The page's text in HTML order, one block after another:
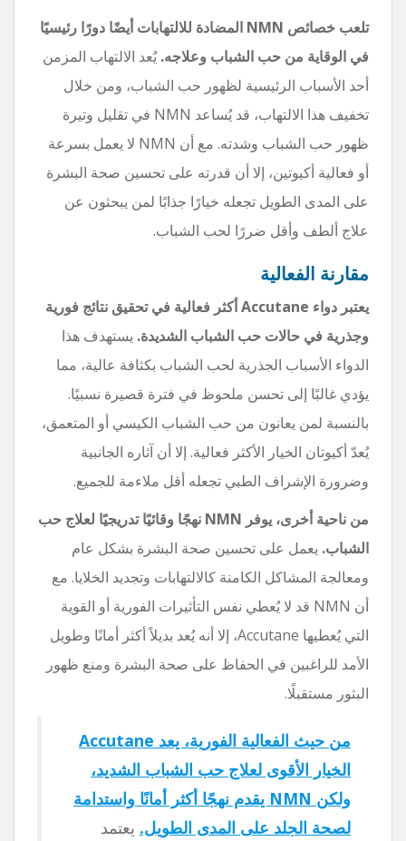
تلعب خصائص NMN المضادة للالتهابات أيضًا دورًا رئيسيًا
في الوقاية من حب الشباب وعلاجه.يُعد الالتهاب المزمن
أحد الأسباب الرئيسية لظهور حب الشباب، ومن خلال
تخفيف هذا الالتهاب، قد يُساعد NMN في تقليل وتيرة
ظهور حب الشباب وشدته. مع أن NMN لا يعمل بسرعة
أو فعالية أكيوتين، إلا أن قدرته على تحسين صحة البشرة
على المدى الطويل تجعله خيارًا جذابًا لمن يبحثون عن
علاج ألطف وأقل ضررًا لحب الشباب.
مقارنة الفعالية
يعتبر دواء Accutane أكثر فعالية في تحقيق نتائج فورية
وجذرية في حالات حب الشباب الشديدة. يستهدف هذا
الدواء الأسباب الجذرية لحب الشباب بكثافة عالية، مما
يؤدي غالبًا إلى تحسن ملحوظ في فترة قصيرة نسبيًا.
بالنسبة لمن يعانون من حب الشباب الكيسي أو المتعمق،
يُعدّ أكيوتان الخيار الأكثر فعالية. إلا أن آثاره الجانبية
وضرورة الإشراف الطبي تجعله أقل ملاءمة للجميع.
من ناحية أخرى، يوفر NMN نهجًا وقائيًا تدريجيًا لعلاج حب
الشباب. يعمل على تحسين صحة البشرة بشكل عام
ومعالجة المشاكل الكامنة كالالتهابات وتجديد الخلايا. مع
أن NMN قد لا يُعطي نفس التأثيرات الفورية أو القوية
التي يُعطيها Accutane، إلا أنه يُعد بديلاً أكثر أمانًا وطويل
الأمد للراغبين في الحفاظ على صحة البشرة ومنع ظهور
البثور مستقبلًا.
من حيث الفعالية الفورية، يعد Accutane
الخيار الأقوى لعلاج حب الشباب الشديد،
ولكن NMN يقدم نهجًا أكثر أمانًا واستدامة
لصحة الجلد على المدى الطويل. يعتمد